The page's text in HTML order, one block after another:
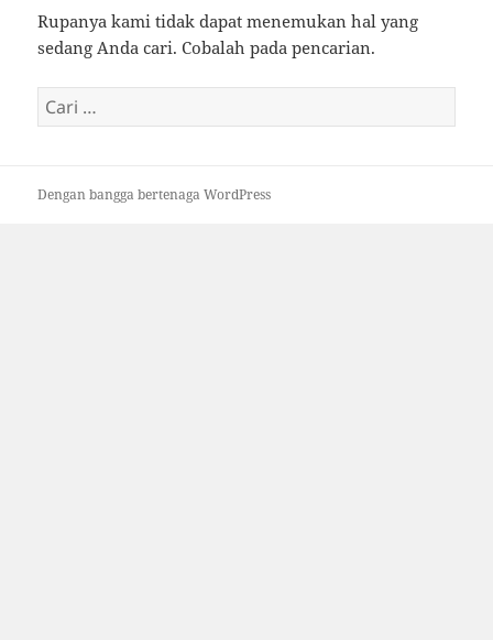
Rupanya kami tidak dapat menemukan hal yang
sedang Anda cari. Cobalah pada pencarian.
Cari
untuk:
Dengan bangga bertenaga WordPress